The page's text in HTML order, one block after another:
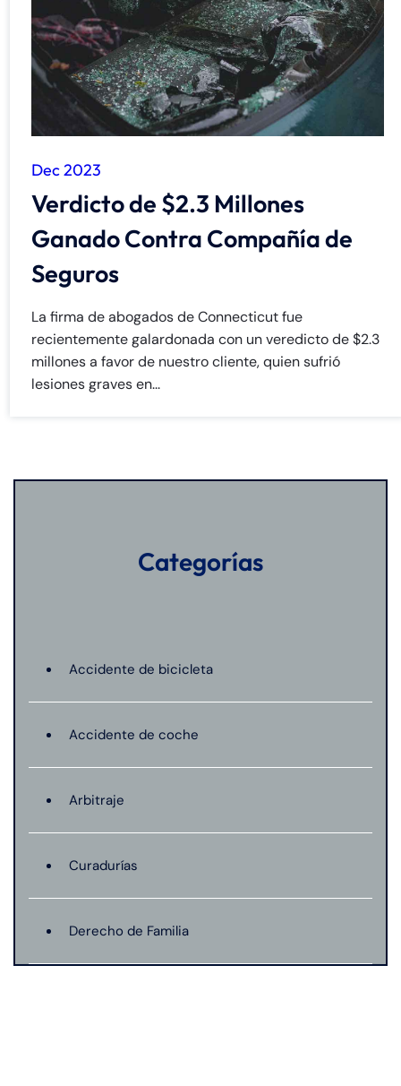
Dec 2023
Verdicto de $2.3 Millones
Ganado Contra Compañía de
Seguros
La firma de abogados de Connecticut fue
recientemente galardonada con un veredicto de $2.3
millones a favor de nuestro cliente, quien sufrió
lesiones graves en...
Categorías
Accidente de bicicleta
Accidente de coche
Arbitraje
Curadurías
Derecho de Familia